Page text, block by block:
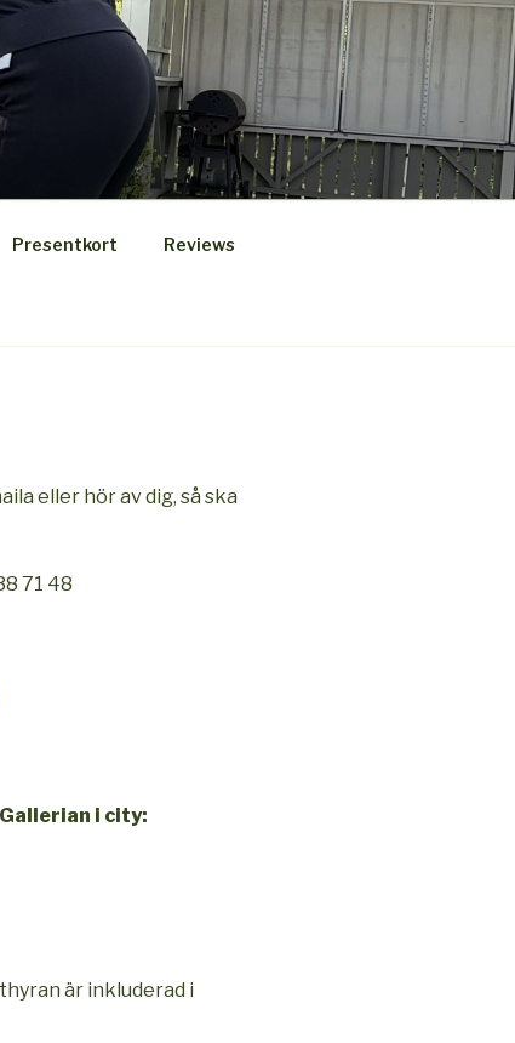
Presentkort Reviews
eller hör av dig, så ska
71 48
i city:
är inkluderad i